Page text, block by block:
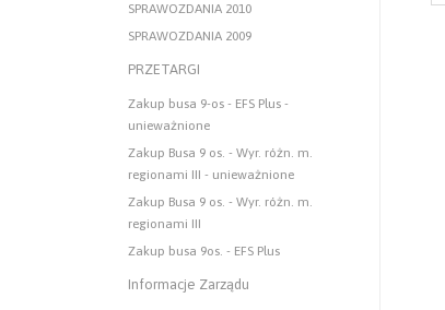
SPRAWOZDANIA 2010
SPRAWOZDANIA 2009
PRZETARGI
Zakup busa 9-os - EFS Plus -
unieważnione
Zakup Busa 9 os. - Wyr. różn. m.
regionami III - unieważnione
Zakup Busa 9 os. - Wyr. różn. m.
regionami III
Zakup busa 9os. - EFS Plus
Informacje Zarządu